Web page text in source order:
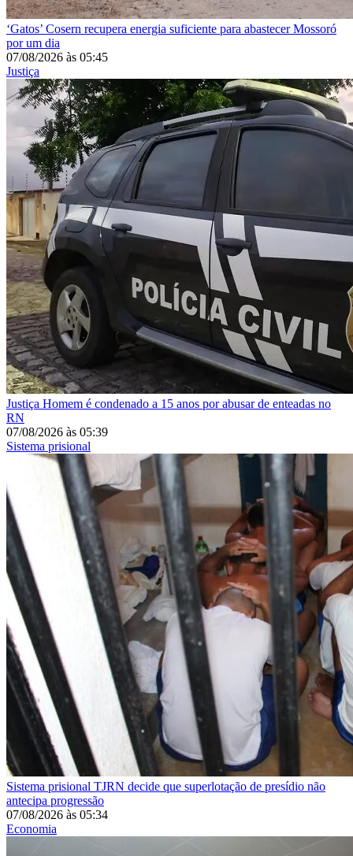
‘Gatos’ Cosern recupera energia suficiente para abastecer Mossoró
por um dia
07/08/2026 às 05:45
Justiça
Justiça Homem é condenado a 15 anos por abusar de enteadas no
RN
07/08/2026 às 05:39
Sistema prisional
Sistema prisional TJRN decide que superlotação de presídio não
antecipa progressão
07/08/2026 às 05:34
Economia